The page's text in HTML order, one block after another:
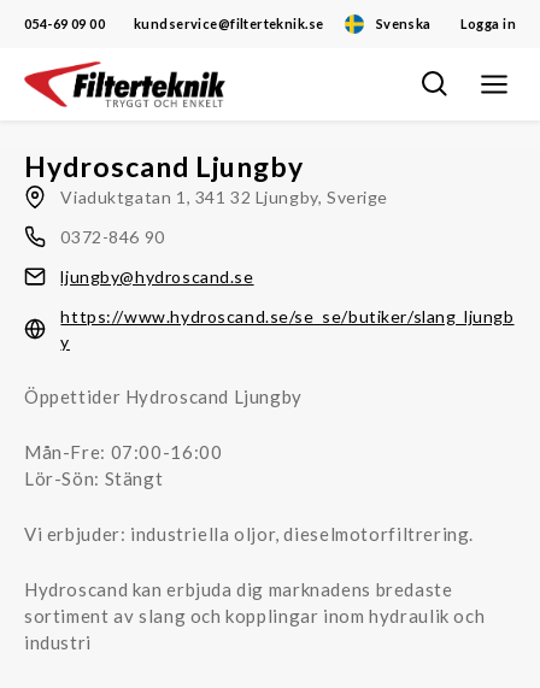
Svenska Logga in
054-69 09 00 kundservice@filterteknik.se
Hoppa
innehåll
Hydroscand Ljungby
Viaduktgatan 1, 341 32 Ljungby, Sverige
0372-846 90
ljungby@hydroscand.se
https://www.hydroscand.se/se_se/butiker/slang_ljungb
y
Öppettider Hydroscand Ljungby
Mån-Fre: 07:00-16:00
Lör-Sön: Stängt
Vi erbjuder: industriella oljor, dieselmotorfiltrering.
Hydroscand kan erbjuda dig marknadens bredaste
sortiment av slang och kopplingar inom hydraulik och
industri